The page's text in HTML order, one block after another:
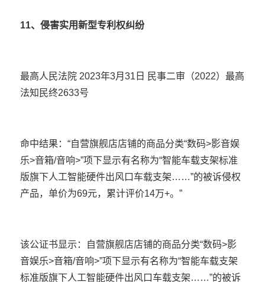
11、侵害实用新型专利权纠纷
最高人民法院 2023年3月31日 民事二审（2022）最高
法知民终2633号
命中结果：“自营旗舰店店铺的商品分类“数码>影音娱
乐>音箱/音响>”项下显示有名称为“智能车载支架标准
版旗下人工智能硬件出风口车载支架……”的被诉侵权
产品，单价为69元，累计评价14万+。”
该公证书显示：自营旗舰店店铺的商品分类“数码>影
音娱乐>音箱/音响>”项下显示有名称为“智能车载支架
标准版旗下人工智能硬件出风口车载支架……”的被诉